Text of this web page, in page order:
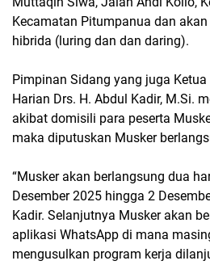
Kecamatan Pitumpanua dan
hibrida (luring dan dan daring).
Pimpinan Sidang yang juga
Harian Drs. H. Abdul Kadir, M.Si.
akibat domisili para peserta
maka diputuskan Musker
“Musker akan berlangsung dua
Desember 2025 hingga 2
Kadir. Selanjutnya Musker akan
aplikasi WhatsApp di mana
mengusulkan program kerja